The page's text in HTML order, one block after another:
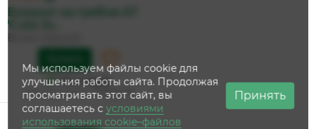
'Cute Jo...
На складе
Дата доставки:11 августа
Мы используем файлы cookie для
улучшения работы сайта. Продолжая
просматривать этот сайт, вы
соглашаетесь сусловиями
использования cookie–файлов
Принять